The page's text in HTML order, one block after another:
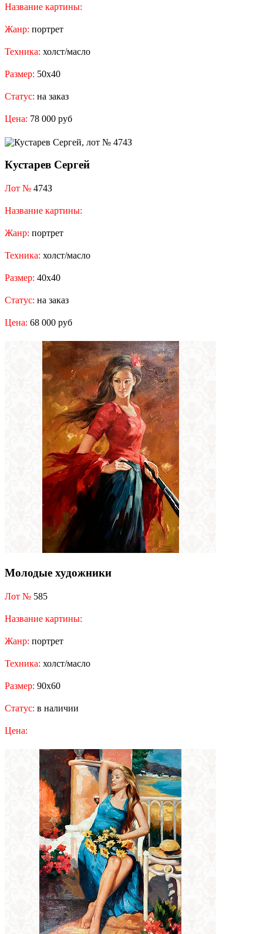
Название картины:
Жанр: портрет
Техника: холст/масло
Размер: 50x40
Статус: на заказ
Цена: 78 000 руб
Кустарев Сергей
Лот № 474З
Название картины:
Жанр: портрет
Техника: холст/масло
Размер: 40x40
Статус: на заказ
Цена: 68 000 руб
Молодые художники
Лот № 585
Название картины:
Жанр: портрет
Техника: холст/масло
Размер: 90x60
Статус: в наличии
Цена: